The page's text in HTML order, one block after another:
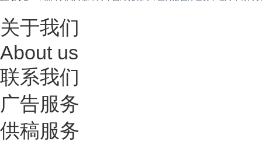
关于我们
About us
联系我们
广告服务
供稿服务